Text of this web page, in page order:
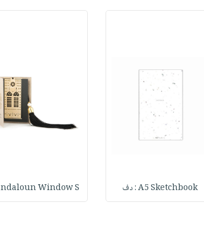
A5 Sketchbook : دف Window S